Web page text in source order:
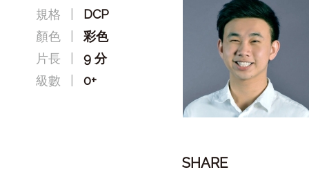
規格
DCP
顏色
彩色
片長
9 分
級數
0+
SHARE